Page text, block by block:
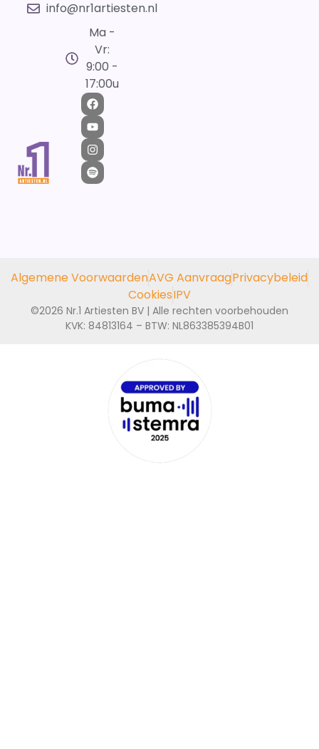
info@nr1artiesten.nl
Ma -
Vr:
9:00 -
17:00u
Algemene VoorwaardenAVG AanvraagPrivacybeleid
CookiesIPV
©2026 Nr.1 Artiesten BV | Alle rechten voorbehouden
KVK: 84813164 – BTW: NL863385394B01